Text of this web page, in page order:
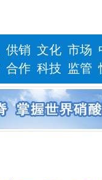
供销
合作
文化
科技
市场
监管